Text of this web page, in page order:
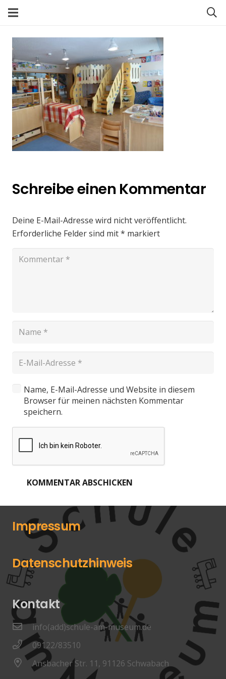
Schreibe einen Kommentar
Deine E-Mail-Adresse wird nicht veröffentlicht.
Erforderliche Felder sind mit* markiert
Name, E-Mail-Adresse und Website in diesem
Browser für meinen nächsten Kommentar
speichern.
KOMMENTAR ABSCHICKEN
Impressum
Datenschutzhinweis
Kontakt
info(add)schule-am-museum.de
09122/83510
Ansbacher Str. 11, 91126 Schwabach